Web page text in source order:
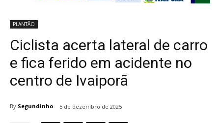
PLANTÃO
Ciclista acerta lateral de carro
e fica ferido em acidente no
centro de Ivaiporã
By Segundinho 5 de dezembro de 2025